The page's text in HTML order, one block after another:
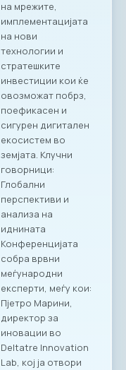
на Ragusa Group
Она што ја прави
оваа соработка
посебна е
нејзиниот широк
опсег.
Стратешкото
партнерство и
придобивките од
специјално
креираната
програма важат за
сите капацитети во
рамките на Ragusa
Group,
овозможувајќи им
на членките избор
на соодветен
амбиент за секоја
пригода: PARK by
RAGUSA GROUP – за
престижни настани
во срцето на
Градскиот парк;
RAGUSA 360 – за